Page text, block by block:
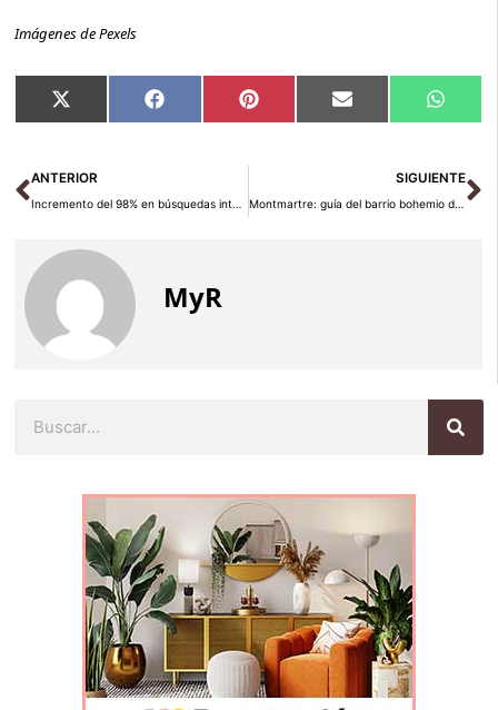
Imágenes de Pexels
Compartir
en
X
(Twitter)
Compartir
en
Facebook Compartir
en
Pinterest Compartir
en
Email
en
Ant
ANTERIOR
Incremento del 98% en búsquedas internacionales al norte de España durante el eclipse solar, según KAYAK
SIGUIENTE
Montmartre: guía del barrio bohemio de París en 2026
MyR